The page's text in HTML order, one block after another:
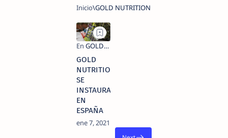
GOLD
NUTRITION
SE
INSTAURA
EN
ESPAÑA